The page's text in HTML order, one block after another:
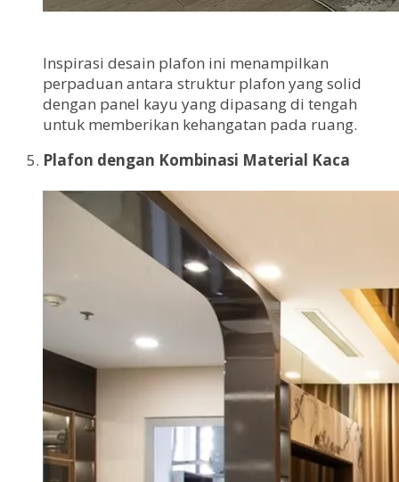
Inspirasi desain plafon ini menampilkan
perpaduan antara struktur plafon yang solid
dengan panel kayu yang dipasang di tengah
untuk memberikan kehangatan pada ruang.
Plafon dengan Kombinasi Material Kaca